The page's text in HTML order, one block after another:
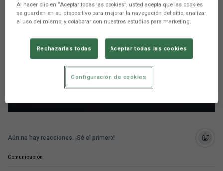
Carlos Espí, convocado con la
Selección española Sub-20
para jugar frente a Francia
Los partidos se disputarán el 4 y 7 de
Aún no hay reacciones. ¡Sé el primero!
Comunicación
Al hacer clic en “Aceptar todas las cookies”, usted acepta que las cookies
se guarden en su dispositivo para mejorar la navegación del sitio, analizar
el uso del mismo, y colaborar con nuestros estudios para marketing.
Rechazarlas todas Aceptar todas las cookies
Configuración de cookies